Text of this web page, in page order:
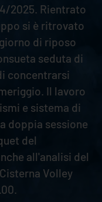
2025. Rientrato
si è ritrovato
di riposo
seduta di
concentrarsi
Il lavoro
e sistema di
doppia sessione
del
all'analisi del
Volley